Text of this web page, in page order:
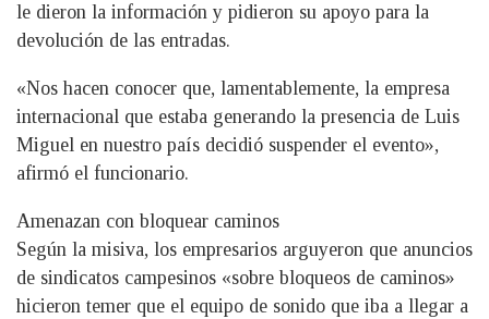
le dieron la información y pidieron su apoyo para la
devolución de las entradas.
«Nos hacen conocer que, lamentablemente, la empresa
internacional que estaba generando la presencia de Luis
Miguel en nuestro país decidió suspender el evento»,
afirmó el funcionario.
Amenazan con bloquear caminos
Según la misiva, los empresarios arguyeron que anuncios
de sindicatos campesinos «sobre bloqueos de caminos»
hicieron temer que el equipo de sonido que iba a llegar a